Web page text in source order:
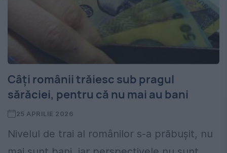
Câți românii trăiesc sub pragul
sărăciei, pentru că nu mai au bani
25 APRILIE 2026
Nivelul de trai al românilor s-a prăbușit, nu